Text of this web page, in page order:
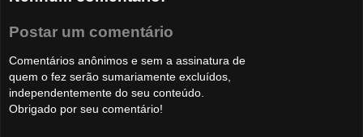
Postar um comentário
Comentários anônimos e sem a assinatura de
quem o fez serão sumariamente excluídos,
independentemente do seu conteúdo.
Obrigado por seu comentário!